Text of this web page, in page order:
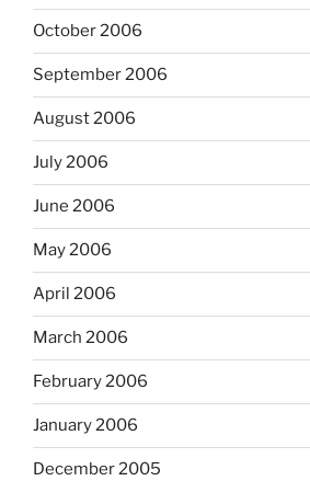
October 2006
September 2006
August 2006
July 2006
June 2006
May 2006
April 2006
March 2006
February 2006
January 2006
December 2005